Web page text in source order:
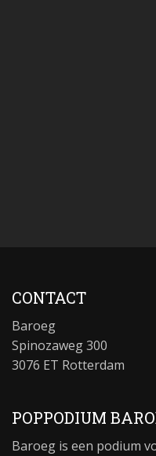
CONTACT
Baroeg
Spinozaweg 300
3076 ET Rotterdam
POPPODIUM
Baroeg is een podium